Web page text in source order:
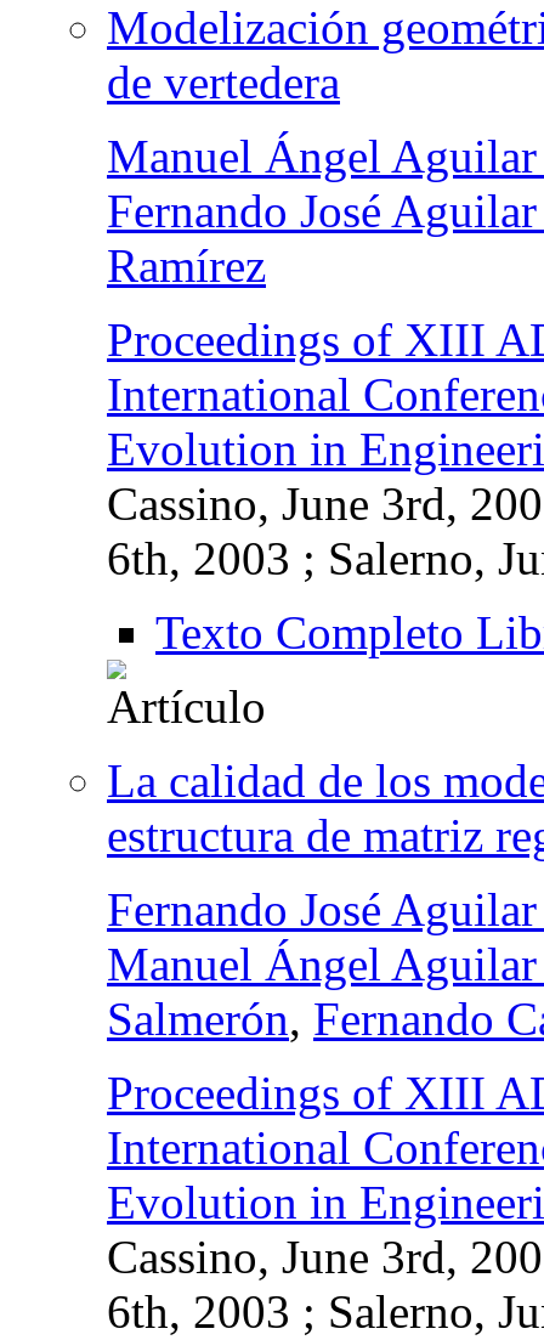
Modelización
de vertedera
Manuel Ángel Aguilar
Fernando José
Ramírez
Proceedings of XIII
International
Evolution in
Cassino, June 3rd,
6th, 2003 ; Salerno,
Texto Completo
La calidad de los
estructura de matriz
Fernando José
Manuel Ángel Aguilar
Salmerón, Fernando
Proceedings of XIII
International
Evolution in
Cassino, June 3rd,
6th, 2003 ; Salerno,